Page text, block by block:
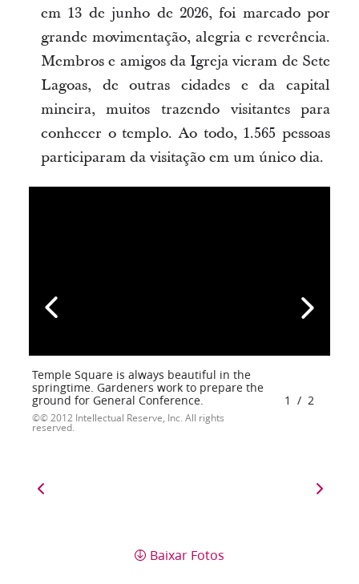
em 13 de junho de 2026, foi marcado por
grande movimentação, alegria e reverência.
Membros e amigos da Igreja vieram de Sete
Lagoas, de outras cidades e da capital
mineira, muitos trazendo visitantes para
conhecer o templo. Ao todo, 1.565 pessoas
participaram da visitação em um único dia.
Temple Square is always beautiful in the
springtime. Gardeners work to prepare the
ground for General Conference.
© 2012 Intellectual Reserve, Inc. All rights
reserved.
1 / 2
Baixar Fotos